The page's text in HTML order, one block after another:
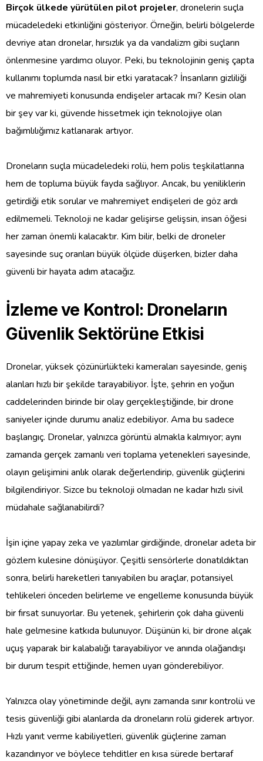
Birçok ülkede yürütülen pilot projeler, dronelerin suçla
mücadeledeki etkinliğini gösteriyor. Örneğin, belirli bölgelerde
devriye atan dronelar, hırsızlık ya da vandalizm gibi suçların
önlenmesine yardımcı oluyor. Peki, bu teknolojinin geniş çapta
kullanımı toplumda nasıl bir etki yaratacak? İnsanların gizliliği
ve mahremiyeti konusunda endişeler artacak mı? Kesin olan
bir şey var ki, güvende hissetmek için teknolojiye olan
bağımlılığımız katlanarak artıyor.
Droneların suçla mücadeledeki rolü, hem polis teşkilatlarına
hem de topluma büyük fayda sağlıyor. Ancak, bu yeniliklerin
getirdiği etik sorular ve mahremiyet endişeleri de göz ardı
edilmemeli. Teknoloji ne kadar gelişirse gelişsin, insan öğesi
her zaman önemli kalacaktır. Kim bilir, belki de droneler
sayesinde suç oranları büyük ölçüde düşerken, bizler daha
güvenli bir hayata adım atacağız.
İzleme ve Kontrol: Droneların
Güvenlik Sektörüne Etkisi
Dronelar, yüksek çözünürlükteki kameraları sayesinde, geniş
alanları hızlı bir şekilde tarayabiliyor. İşte, şehrin en yoğun
caddelerinden birinde bir olay gerçekleştiğinde, bir drone
saniyeler içinde durumu analiz edebiliyor. Ama bu sadece
başlangıç. Dronelar, yalnızca görüntü almakla kalmıyor; aynı
zamanda gerçek zamanlı veri toplama yetenekleri sayesinde,
olayın gelişimini anlık olarak değerlendirip, güvenlik güçlerini
bilgilendiriyor. Sizce bu teknoloji olmadan ne kadar hızlı sivil
müdahale sağlanabilirdi?
İşin içine yapay zeka ve yazılımlar girdiğinde, dronelar adeta bir
gözlem kulesine dönüşüyor. Çeşitli sensörlerle donatıldıktan
sonra, belirli hareketleri tanıyabilen bu araçlar, potansiyel
tehlikeleri önceden belirleme ve engelleme konusunda büyük
bir fırsat sunuyorlar. Bu yetenek, şehirlerin çok daha güvenli
hale gelmesine katkıda bulunuyor. Düşünün ki, bir drone alçak
uçuş yaparak bir kalabalığı tarayabiliyor ve anında olağandışı
bir durum tespit ettiğinde, hemen uyarı gönderebiliyor.
Yalnızca olay yönetiminde değil, aynı zamanda sınır kontrolü ve
tesis güvenliği gibi alanlarda da droneların rolü giderek artıyor.
Hızlı yanıt verme kabiliyetleri, güvenlik güçlerine zaman
kazandırıyor ve böylece tehditler en kısa sürede bertaraf